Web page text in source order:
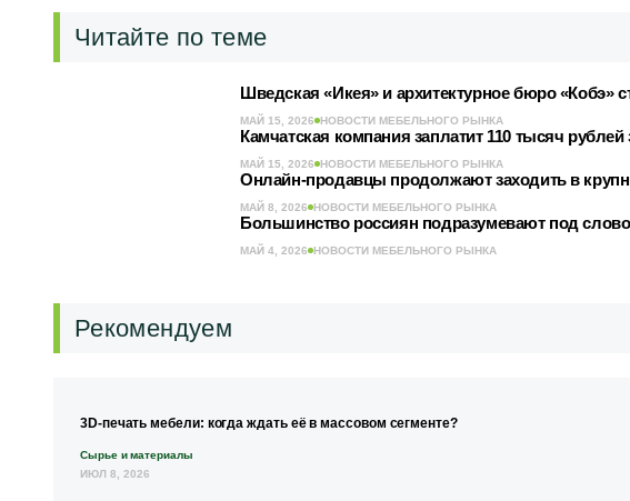
Читайте по теме
Шведская «Икея» и архитектурное бюро «Кобэ»
МАЙ 15, 2026 НОВОСТИ МЕБЕЛЬНОГО РЫНКА
Камчатская компания заплатит 110 тысяч
МАЙ 15, 2026 НОВОСТИ МЕБЕЛЬНОГО РЫНКА
Онлайн-продавцы продолжают заходить в
МАЙ 8, 2026 НОВОСТИ МЕБЕЛЬНОГО РЫНКА
Большинство россиян подразумевают под
МАЙ 4, 2026 НОВОСТИ МЕБЕЛЬНОГО РЫНКА
Рекомендуем
3D-печать мебели: когда ждать её в массовом сегменте?
Сырье и материалы
ИЮЛ 8, 2026